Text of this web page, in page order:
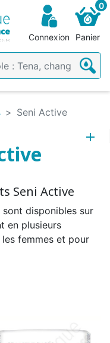
Connexion
0
Panier
Seni Active
Seni Active
sont disponibles sur
en plusieurs
femmes et pour